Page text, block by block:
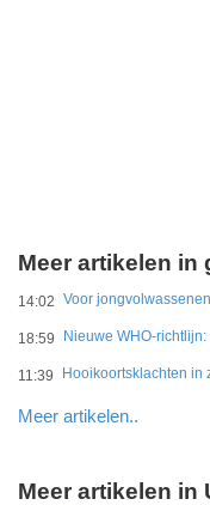
Meer artikelen in
14:02
18:59 Nieuwe WHO-
11:39 Hooikoortsklachten in
Meer artikelen..
Meer artikelen in